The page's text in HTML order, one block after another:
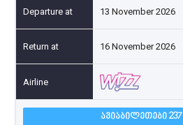
13 November 2026
16 November 2026
ᲐᲕᲘᲐᲑᲘᲚᲔᲗᲔᲑᲘ 237